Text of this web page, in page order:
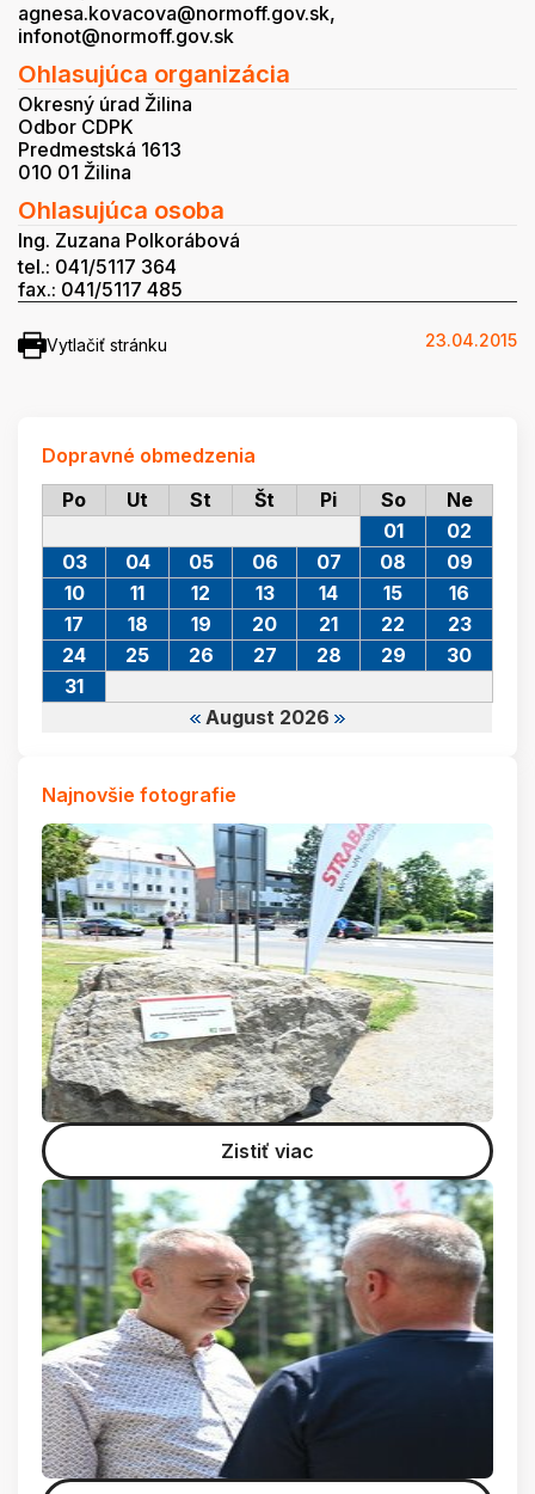
agnesa.kovacova@normoff.gov.sk,
infonot@normoff.gov.sk
Ohlasujúca organizácia
Okresný úrad Žilina
Odbor CDPK
Predmestská 1613
010 01 Žilina
Ohlasujúca osoba
Ing. Zuzana Polkorábová
tel.: 041/5117 364
fax.: 041/5117 485
Vytlačiť stránku 23.04.2015
Dopravné obmedzenia
Po
Ut St Št Pi So Ne
August 2026
01
02
03
04 05 06 07 08
09
10
11 12 13 14 15
16
17
18 19 20 21 22
23
24
25 26 27 28 29
30
31
Najnovšie fotografie
Zistiť viac